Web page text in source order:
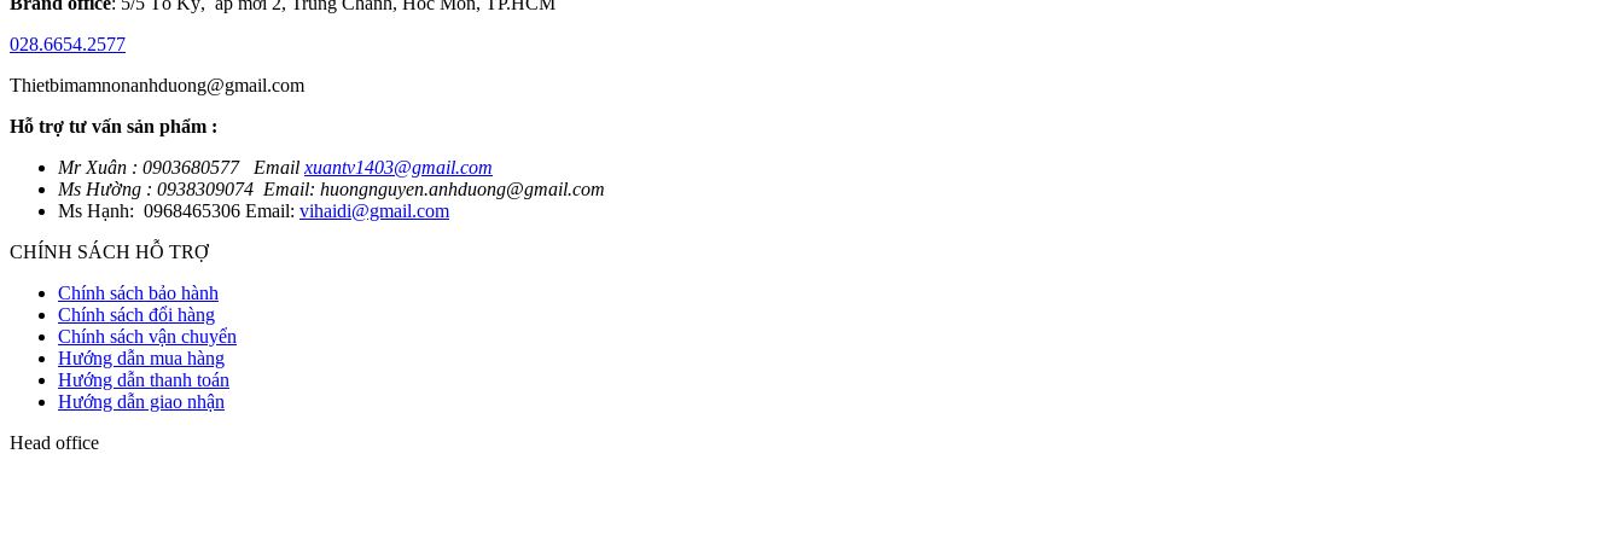
028.6654.2577
Thietbimamnonanhduong@gmail.com
Hỗ trợ tư vấn sản phẩm :
Mr Xuân : 0903680577 Email xuantv1403@gmail.com
Ms Hường : 0938309074 Email: huongnguyen.anhduong@gmail.com
Ms Hạnh: 0968465306 Email: vihaidi@gmail.com
CHÍNH SÁCH HỖ TRỢ
Chính sách bảo hành
Chính sách đổi hàng
Chính sách vận chuyển
Hướng dẫn mua hàng
Hướng dẫn thanh toán
Hướng dẫn giao nhận
Head office